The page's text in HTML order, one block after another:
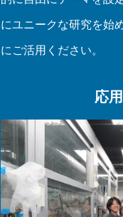
にユニークな研究を始
にご活用ください。
応